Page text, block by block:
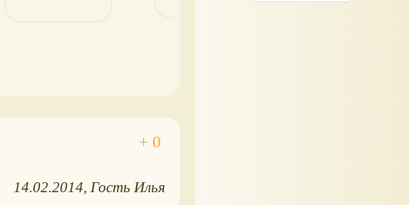
14.02.2014 Гость Илья